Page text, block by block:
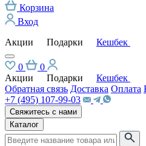
Корзина
Вход
Акции
Подарки Кешбек
0
0
Акции
Подарки
Кешбек
Обратная связь Доставка Оплата
+7 (495) 107-99-03
Свяжитесь с нами
Каталог